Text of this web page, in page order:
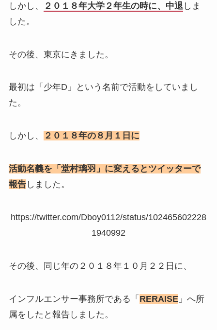
しかし、 ２０１８年大学２年生の時に、中退 しま
した。
その後、東京にきました。
最初は「少年D」という名前で活動をしていまし
た。
しかし、 ２０１８年の８月１日に
活動名義を「堂村璃羽」に変えるとツイッターで
報告しました。
https://twitter.com/Dboy0112/status/102465602228
1940992
その後、同じ年の２０１８年１０月２２日に、
インフルエンサー事務所である「 RERAISE」へ所
属をしたと報告しました。